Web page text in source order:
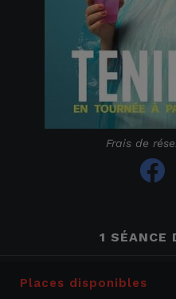
Frais de
1 SÉANCE
Places disponibles